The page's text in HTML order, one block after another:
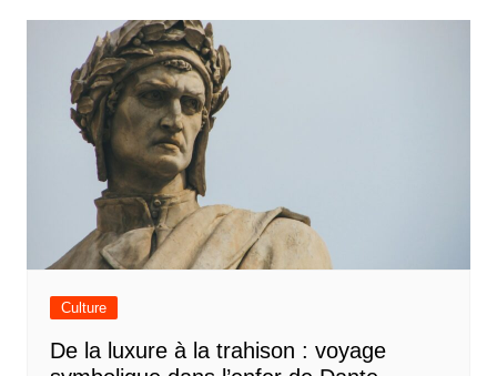
Culture
De la luxure à la trahison : voyage